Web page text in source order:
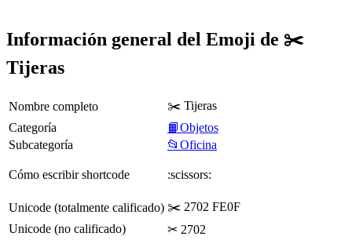
Información general del Emoji de ✂️
Tijeras
Nombre completo
✂️ Tijeras
Categoría
📙Objetos
Subcategoría
📂Oficina
Cómo escribir shortcode :scissors:
Unicode (totalmente calificado) ✂️ 2702 FE0F
Unicode (no calificado)
✂ 2702